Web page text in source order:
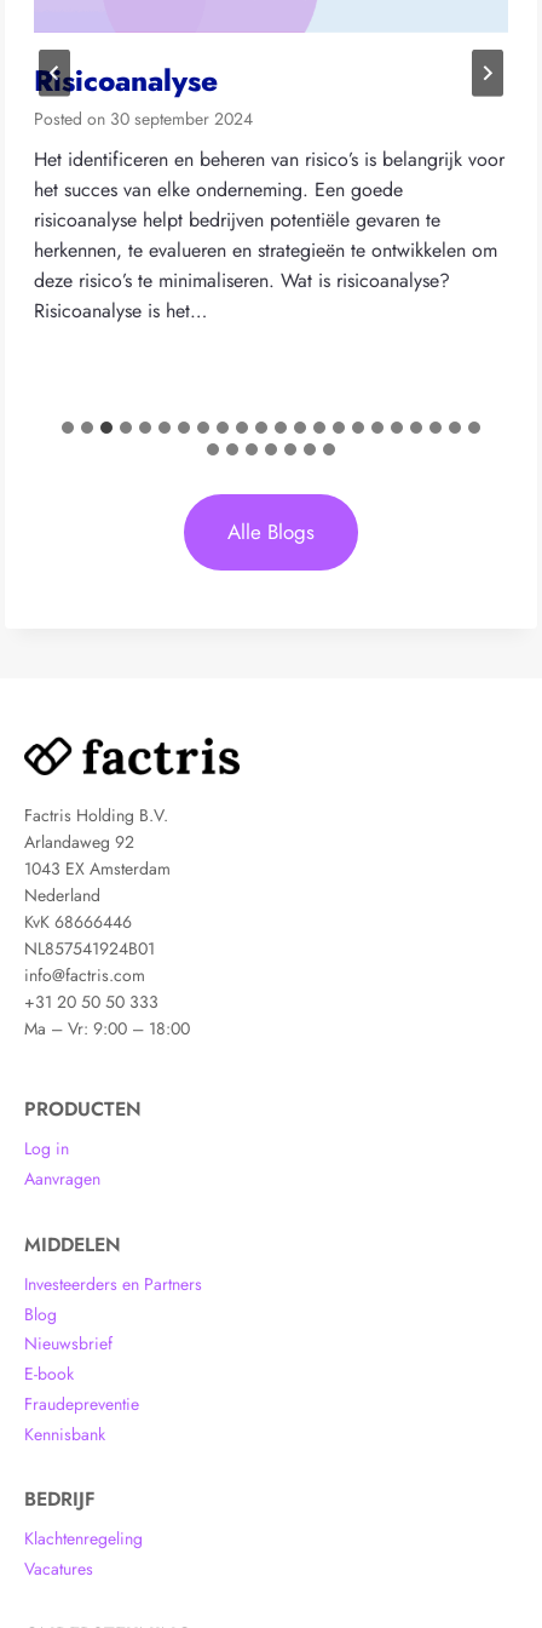
Risicoanalyse
Posted on 30 september 2024
Het identificeren en beheren van risico’s is belangrijk voor
het succes van elke onderneming. Een goede
risicoanalyse helpt bedrijven potentiële gevaren te
herkennen, te evalueren en strategieën te ontwikkelen om
deze risico’s te minimaliseren. Wat is risicoanalyse?
Risicoanalyse is het…
Alle Blogs
Factris Holding B.V.
Arlandaweg 92
1043 EX Amsterdam
Nederland
KvK 68666446
NL857541924B01
info@factris.com
+31 20 50 50 333
Ma – Vr: 9:00 – 18:00
PRODUCTEN
Log in
Aanvragen
MIDDELEN
Investeerders en Partners
Blog
Nieuwsbrief
E-book
Fraudepreventie
Kennisbank
BEDRIJF
Klachtenregeling
Vacatures